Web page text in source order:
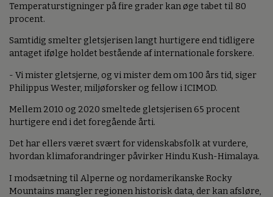
Temperaturstigninger på fire grader kan øge tabet til 80
procent.
Samtidig smelter gletsjerisen langt hurtigere end tidligere
antaget ifølge holdet bestående af internationale forskere.
- Vi mister gletsjerne, og vi mister dem om 100 års tid, siger
Philippus Wester, miljøforsker og fellow i ICIMOD.
Mellem 2010 og 2020 smeltede gletsjerisen 65 procent
hurtigere end i det foregående årti.
Det har ellers været svært for videnskabsfolk at vurdere,
hvordan klimaforandringer påvirker Hindu Kush-Himalaya.
I modsætning til Alperne og nordamerikanske Rocky
Mountains mangler regionen historisk data, der kan afsløre,